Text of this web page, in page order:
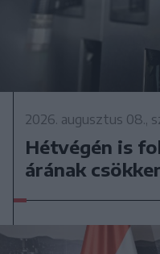
2026. augusztus 08.,
Hétvégén is
árának